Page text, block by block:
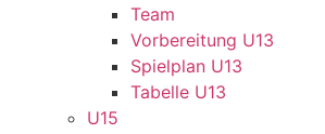
Team
Vorbereitung U13
Spielplan U13
Tabelle U13
U15